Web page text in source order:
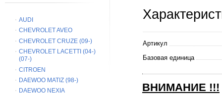
AUDI
CHEVROLET AVEO
CHEVROLET CRUZE (09-)
CHEVROLET LACETTI (04-)
(07-)
CITROEN
DAEWOO MATIZ (98-)
DAEWOO NEXIA
Артикул
Базовая единица
ВНИМАНИЕ !!!